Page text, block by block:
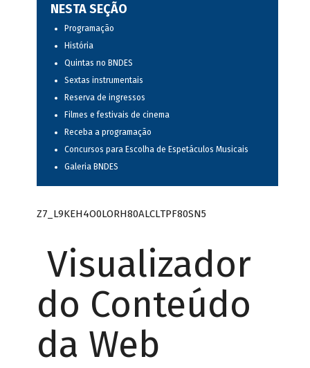
NESTA SEÇÃO
Programação
História
Quintas no BNDES
Sextas instrumentais
Reserva de ingressos
Filmes e festivais de cinema
Receba a programação
Concursos para Escolha de Espetáculos Musicais
Galeria BNDES
Z7_L9KEH4O0LORH80ALCLTPF80SN5
Visualizador
do Conteúdo
da Web